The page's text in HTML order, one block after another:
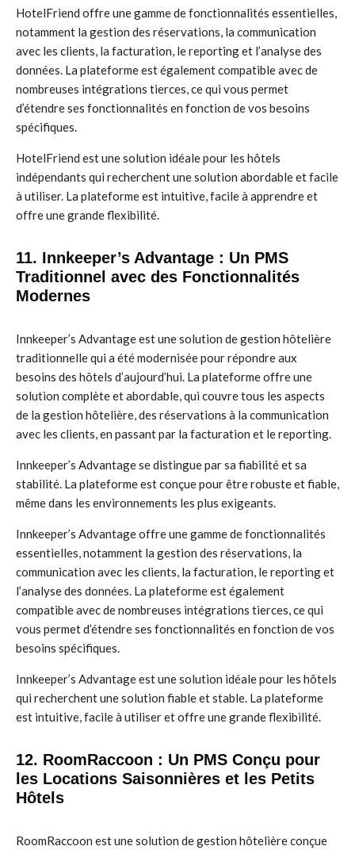
HotelFriend offre une gamme de fonctionnalités essentielles,
notamment la gestion des réservations, la communication
avec les clients, la facturation, le reporting et l’analyse des
données. La plateforme est également compatible avec de
nombreuses intégrations tierces, ce qui vous permet
d’étendre ses fonctionnalités en fonction de vos besoins
spécifiques.
HotelFriend est une solution idéale pour les hôtels
indépendants qui recherchent une solution abordable et facile
à utiliser. La plateforme est intuitive, facile à apprendre et
offre une grande flexibilité.
11. Innkeeper’s Advantage : Un PMS
Traditionnel avec des Fonctionnalités
Modernes
Innkeeper’s Advantage est une solution de gestion hôtelière
traditionnelle qui a été modernisée pour répondre aux
besoins des hôtels d’aujourd’hui. La plateforme offre une
solution complète et abordable, qui couvre tous les aspects
de la gestion hôtelière, des réservations à la communication
avec les clients, en passant par la facturation et le reporting.
Innkeeper’s Advantage se distingue par sa fiabilité et sa
stabilité. La plateforme est conçue pour être robuste et fiable,
même dans les environnements les plus exigeants.
Innkeeper’s Advantage offre une gamme de fonctionnalités
essentielles, notamment la gestion des réservations, la
communication avec les clients, la facturation, le reporting et
l’analyse des données. La plateforme est également
compatible avec de nombreuses intégrations tierces, ce qui
vous permet d’étendre ses fonctionnalités en fonction de vos
besoins spécifiques.
Innkeeper’s Advantage est une solution idéale pour les hôtels
qui recherchent une solution fiable et stable. La plateforme
est intuitive, facile à utiliser et offre une grande flexibilité.
12. RoomRaccoon : Un PMS Conçu pour
les Locations Saisonnières et les Petits
Hôtels
RoomRaccoon est une solution de gestion hôtelière conçue